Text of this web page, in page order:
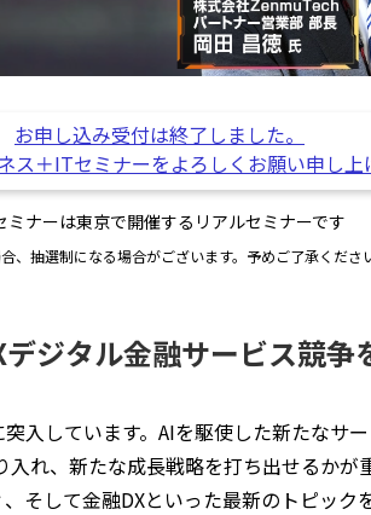
お申し込み受付は終了しました。
ス＋ITセミナーをよろしくお願い申し上
ミナーは東京で開催するリアルセミナーです
、抽選制になる場合がございます。予めご了承ください
ジタル金融サービス競争
入しています。AIを駆使した新たなサ
れ、新たな成長戦略を打ち出せるか
そして金融DXといった最新のトピック